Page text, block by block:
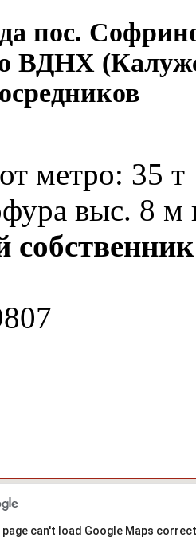
пос.
ВДНХ
метро: 35 т
выс. 8 м
page can't load Google Maps